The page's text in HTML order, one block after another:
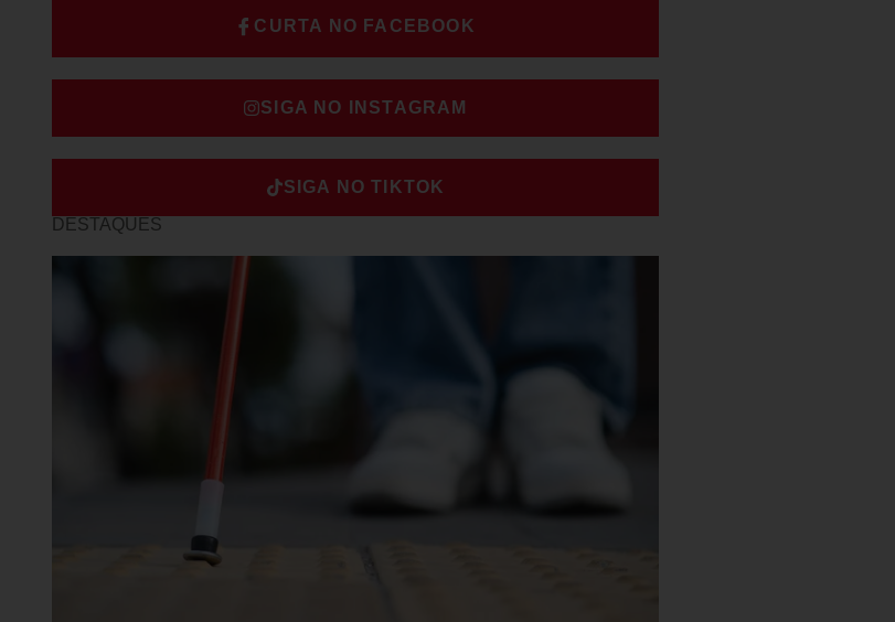
CURTA NO FACEBOOK
SIGA NO INSTAGRAM
SIGA NO TIKTOK
DESTAQUES